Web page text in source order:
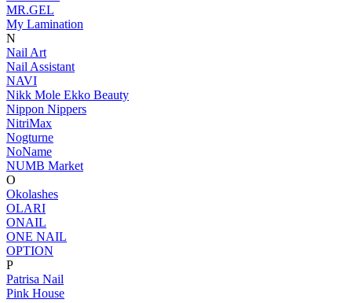
MR.GEL
My Lamination
N
Nail Art
Nail Assistant
NAVI
Nikk Mole Ekko Beauty
Nippon Nippers
NitriMax
Nogturne
NoName
NUMB Market
O
Okolashes
OLARI
ONAIL
ONE NAIL
OPTION
P
Patrisa Nail
Pink House